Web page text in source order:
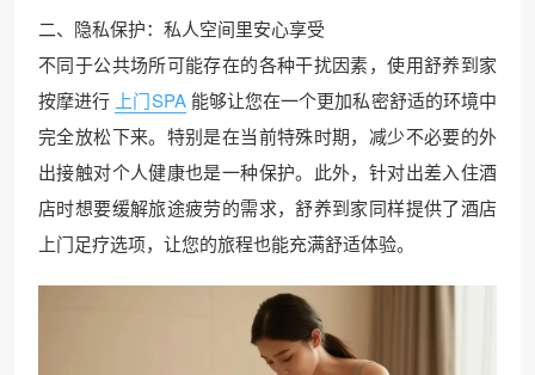
二、隐私保护：私人空间里安心享受
不同于公共场所可能存在的各种干扰因素，使用舒养到家
按摩进行 上门SPA 能够让您在一个更加私密舒适的环境中
完全放松下来。特别是在当前特殊时期，减少不必要的外
出接触对个人健康也是一种保护。此外，针对出差入住酒
店时想要缓解旅途疲劳的需求，舒养到家同样提供了酒店
上门足疗选项，让您的旅程也能充满舒适体验。